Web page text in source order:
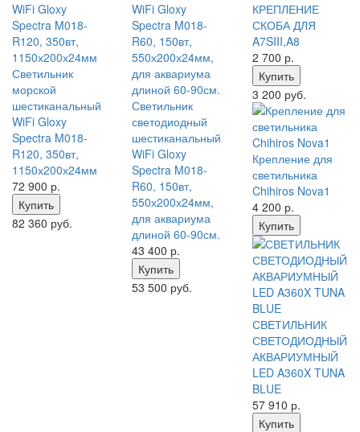
Светильник
морской
шестиканальный
WiFi Gloxy
Spectra M018-
R120, 350вт,
1150х200х24мм
72 900 р.
Купить
82 360 руб.
Светильник
светодиодный
шестиканальный
WiFi Gloxy
Spectra M018-
R60, 150вт,
550х200х24мм,
для аквариума
длиной 60-90см.
43 400 р.
Купить
53 500 руб.
КРЕПЛЕНИЕ
СКОБА ДЛЯ
A7SIII,A8
2 700 р.
Купить
3 200 руб.
Крепление для
светильника
Chihiros Nova1
4 200 р.
Купить
СВЕТИЛЬНИК
СВЕТОДИОДНЫЙ
АКВАРИУМНЫЙ
LED A360X TUNA
BLUE
57 910 р.
Купить